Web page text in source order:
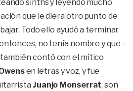
sinths y leyendo mucho
que le diera otro punto de
Todo ello ayudó a terminar
no tenía nombre y que -
contó con el mítico
en letras y voz, y fue
Juanjo Monserrat, son